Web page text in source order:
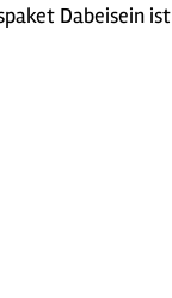
Dabeisein ist